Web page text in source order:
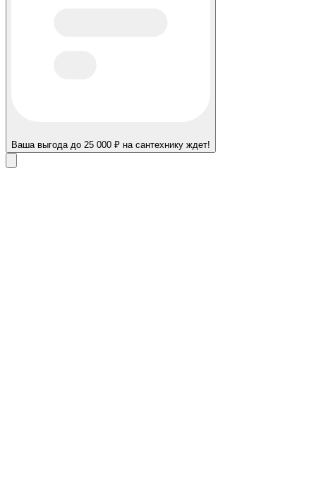
Ваша выгода до 25 000 ₽ на сантехнику ждет!